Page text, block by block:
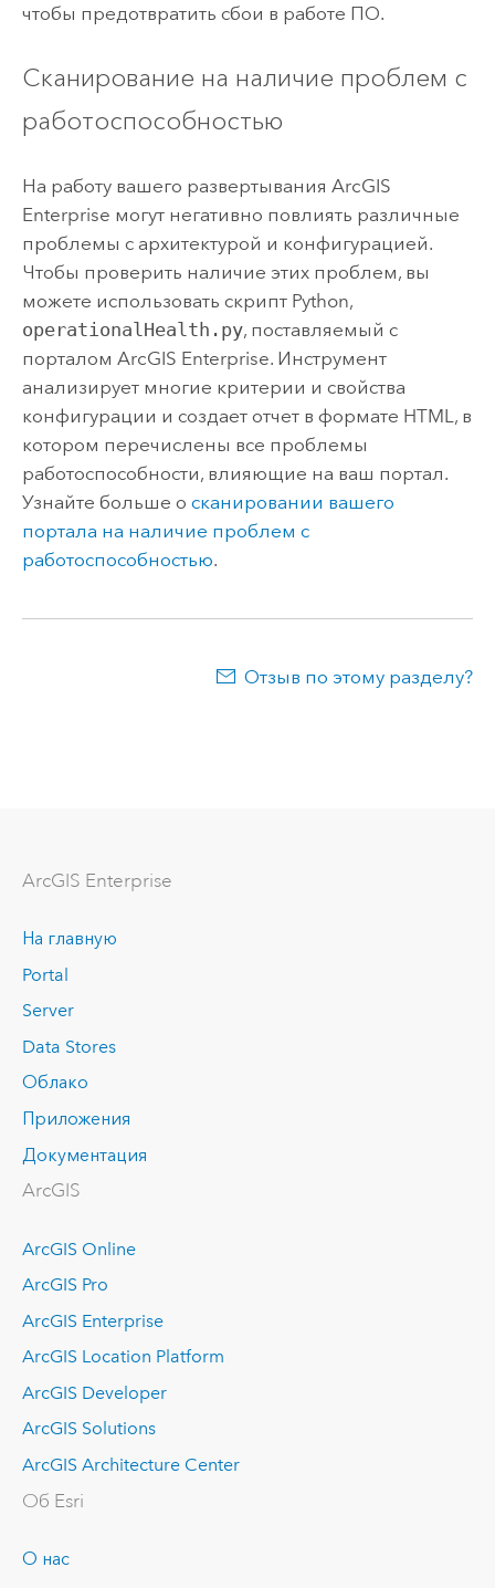
чтобы предотвратить сбои в работе ПО.
Сканирование на наличие проблем с
работоспособностью
На работу вашего развертывания ArcGIS
Enterprise могут негативно повлиять различные
проблемы с архитектурой и конфигурацией.
Чтобы проверить наличие этих проблем, вы
можете использовать скрипт Python,
operationalHealth.py, поставляемый с
порталом ArcGIS Enterprise. Инструмент
анализирует многие критерии и свойства
конфигурации и создает отчет в формате HTML, в
котором перечислены все проблемы
работоспособности, влияющие на ваш портал.
Узнайте больше о сканировании вашего
портала на наличие проблем с
работоспособностью.
Отзыв по этому разделу?
ArcGIS Enterprise
На главную
Portal
Server
Data Stores
Облако
Приложения
Документация
ArcGIS
ArcGIS Online
ArcGIS Pro
ArcGIS Enterprise
ArcGIS Location Platform
ArcGIS Developer
ArcGIS Solutions
ArcGIS Architecture Center
Об Esri
О нас